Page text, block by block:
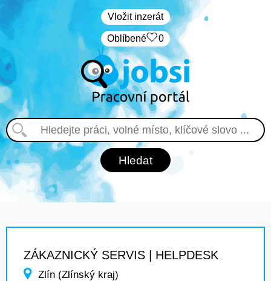
Vložit inzerát
Oblíbené 0
ZÁKAZNICKÝ SERVIS | HELPDESK
Zlín (Zlínský kraj)